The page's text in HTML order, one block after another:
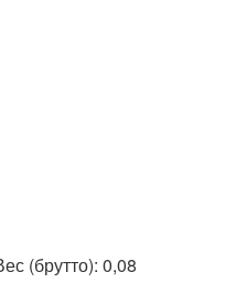
(брутто): 0,08